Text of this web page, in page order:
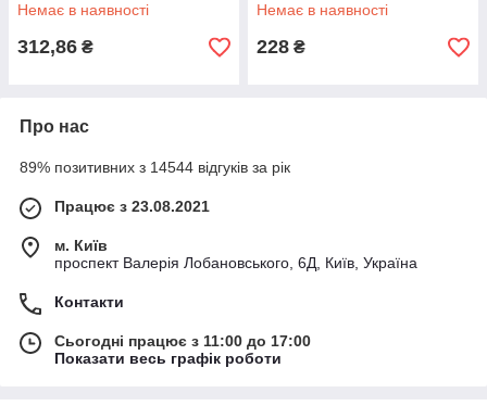
Немає в наявності
312,86 ₴
Немає в наявності
228 ₴
Про нас
89% позитивних з 14544 відгуків за рік
Працює з 23.08.2021
м. Київ
проспект Валерія Лобановського, 6Д, Київ, Україна
Контакти
Сьогодні працює з 11:00 до 17:00
Показати весь графік роботи